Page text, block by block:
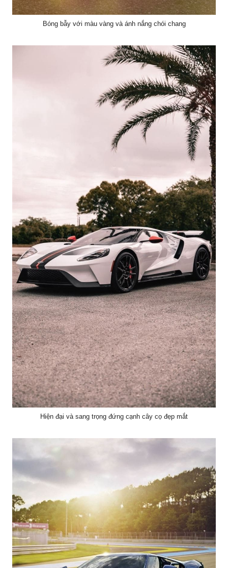
Bóng bẫy với màu vàng và ánh nắng chói chang
Hiện đại và sang trọng đứng cạnh cây cọ đẹp mắt